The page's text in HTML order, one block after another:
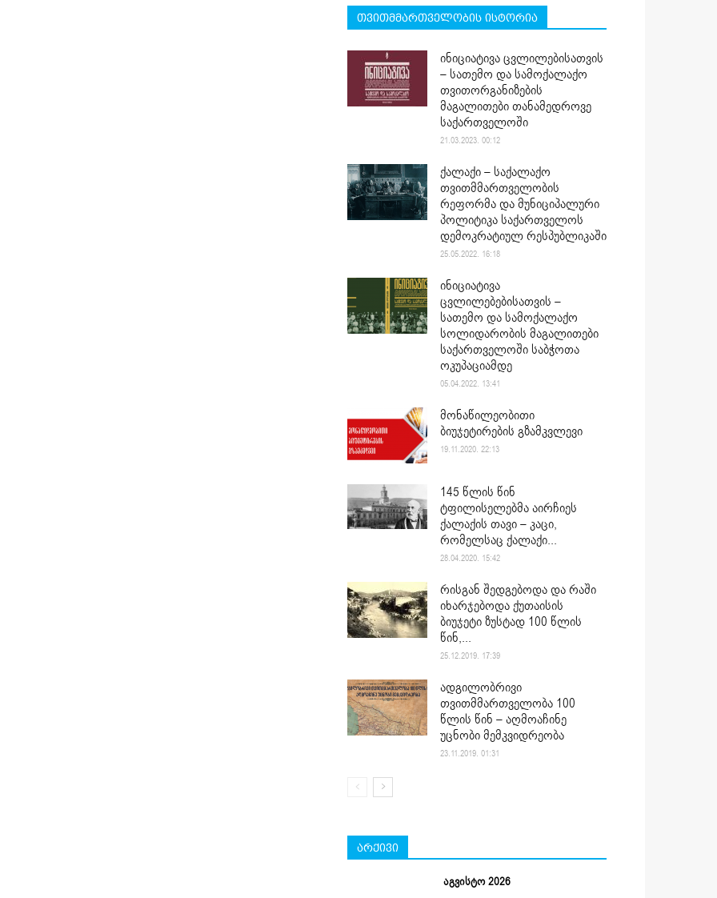
თვითმმართველობის ისტორია
ინიციატივა ცვლილებისათვის
– სათემო და სამოქალაქო
თვითორგანიზების
მაგალითები თანამედროვე
საქართველოში
21.03.2023. 00:12
ქალაქი – საქალაქო
თვითმმართველობის
რეფორმა და მუნიციპალური
პოლიტიკა საქართველოს
დემოკრატიულ რესპუბლიკაში
25.05.2022. 16:18
ინიციატივა
ცვლილებებისათვის –
სათემო და სამოქალაქო
სოლიდარობის მაგალითები
საქართველოში საბჭოთა
ოკუპაციამდე
05.04.2022. 13:41
მონაწილეობითი
ბიუჯეტირების გზამკვლევი
19.11.2020. 22:13
145 წლის წინ
ტფილისელებმა აირჩიეს
ქალაქის თავი – კაცი,
რომელსაც ქალაქი...
28.04.2020. 15:42
რისგან შედგებოდა და რაში
იხარჯებოდა ქუთაისის
ბიუჯეტი ზუსტად 100 წლის
წინ,...
25.12.2019. 17:39
ადგილობრივი
თვითმმართველობა 100
წლის წინ – აღმოაჩინე
უცნობი მემკვიდრეობა
23.11.2019. 01:31
არქივი
აგვისტო 2026